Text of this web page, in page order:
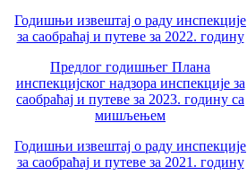
Годишњи извештај о раду инспекције
за саобраћај и путеве за 2022. годину
Предлог годишњег Плана
инспекцијског надзора инспекције за
саобраћај и путеве за 2023. годину са
мишљењем
Годишњи извештај о раду инспекције
за саобраћај и путеве за 2021. годину